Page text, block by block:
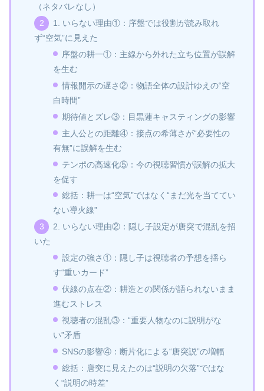
（ネタバレなし）
1. いらない理由①：序盤では役割が読み取れ
ず“空気”に見えた
序盤の耕一①：主線から外れた立ち位置が誤解
を生む
情報開示の遅さ②：物語全体の設計ゆえの“空
白時間”
期待値とズレ③：目黒蓮キャスティングの影響
主人公との距離④：接点の希薄さが“必要性の
有無”に誤解を生む
テンポの高速化⑤：今の視聴習慣が誤解の拡大
を促す
総括：耕一は“空気”ではなく“まだ光を当ててい
ない導火線”
2. いらない理由②：隠し子設定が唐突で混乱を招
いた
設定の強さ①：隠し子は視聴者の予想を揺ら
す“重いカード”
伏線の点在②：耕造との関係が語られないまま
進むストレス
視聴者の混乱③：“重要人物なのに説明がな
い”矛盾
SNSの影響④：断片化による“唐突説”の増幅
総括：唐突に見えたのは“説明の欠落”ではな
く“説明の時差”